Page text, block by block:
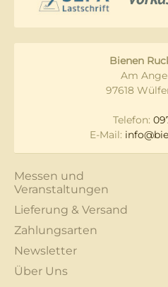
Bienen
Am
97618
Telefon:
E-Mail:
Messen und
Veranstaltungen
Lieferung & Versand
Zahlungsarten
Newsletter
Über Uns